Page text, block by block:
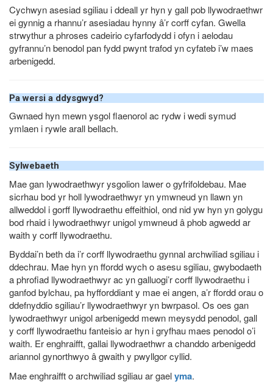
Cychwyn asesiad sgiliau i ddeall yr hyn y gall pob llywodraethwr
ei gynnig a rhannu’r asesiadau hynny â’r corff cyfan. Gwella
strwythur a phroses cadeirio cyfarfodydd i ofyn i aelodau
gyfrannu’n benodol pan fydd pwynt trafod yn cyfateb i’w maes
arbenigedd.
Pa wersi a ddysgwyd?
Gwnaed hyn mewn ysgol flaenorol ac rydw i wedi symud
ymlaen i rywle arall bellach.
Sylwebaeth
Mae gan lywodraethwyr ysgolion lawer o gyfrifoldebau. Mae
sicrhau bod yr holl lywodraethwyr yn ymwneud yn llawn yn
allweddol i gorff llywodraethu effeithiol, ond nid yw hyn yn golygu
bod rhaid i lywodraethwyr unigol ymwneud â phob agwedd ar
waith y corff llywodraethu.
Byddai’n beth da i’r corff llywodraethu gynnal archwiliad sgiliau i
ddechrau. Mae hyn yn ffordd wych o asesu sgiliau, gwybodaeth
a phrofiad llywodraethwyr ac yn galluogi’r corff llywodraethu i
ganfod bylchau, pa hyfforddiant y mae ei angen, a’r ffordd orau o
ddefnyddio sgiliau’r llywodraethwyr yn bwrpasol. Os oes gan
lywodraethwyr unigol arbenigedd mewn meysydd penodol, gall
y corff llywodraethu fanteisio ar hyn i gryfhau maes penodol o’i
waith. Er enghraifft, gallai llywodraethwr a chanddo arbenigedd
ariannol gynorthwyo â gwaith y pwyllgor cyllid.
Mae enghraifft o archwiliad sgiliau ar gaelyma.